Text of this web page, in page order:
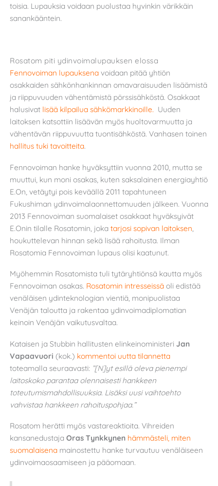
toisia. Lupauksia voidaan puolustaa hyvinkin värikkäin
sanankääntein.
Rosatom piti ydinvoimalupauksen elossa
Fennovoiman lupauksena voidaan pitää yhtiön
osakkaiden sähkönhankinnan omavaraisuuden lisäämistä
ja riippuvuuden vähentämistä pörssisähköstä. Osakkaat
halusivat lisää kilpailua sähkömarkkinoille. Uuden
laitoksen katsottiin lisäävän myös huoltovarmuutta ja
vähentävän riippuvuutta tuontisähköstä. Vanhasen toinen
hallitus tuki tavoitteita.
Fennovoiman hanke hyväksyttiin vuonna 2010, mutta se
muuttui, kun moni osakas, kuten saksalainen energiayhtiö
E.On, vetäytyi pois keväällä 2011 tapahtuneen
Fukushiman ydinvoimalaonnettomuuden jälkeen. Vuonna
2013 Fennovoiman suomalaiset osakkaat hyväksyivät
E.Onin tilalle Rosatomin, joka tarjosi sopivan laitoksen
houkuttelevan hinnan sekä lisää rahoitusta. Ilman
Rosatomia Fennovoiman lupaus olisi kaatunut.
Myöhemmin Rosatomista tuli tytäryhtiönsä kautta myös
Fennovoiman osakas. Rosatomin intresseissä oli edistää
venäläisen ydinteknologian vientiä, monipuolistaa
Venäjän taloutta ja rakentaa ydinvoimadiplomatian
keinoin Venäjän vaikutusvaltaa.
Kataisen ja Stubbin hallitusten elinkeinoministeri Jan
Vapaavuori (kok.) kommentoi uutta tilannetta
toteamalla seuraavasti: ”[N]yt esillä oleva pienempi
laitoskoko parantaa olennaisesti hankkeen
toteutumismahdollisuuksia. Lisäksi uusi vaihtoehto
vahvistaa hankkeen rahoituspohjaa.”
Rosatom herätti myös vastareaktioita. Vihreiden
kansanedustaja Oras Tynkkynen hämmästeli, miten
suomalaisena mainostettu hanke turvautuu venäläiseen
ydinvoimaosaamiseen ja pääomaan.